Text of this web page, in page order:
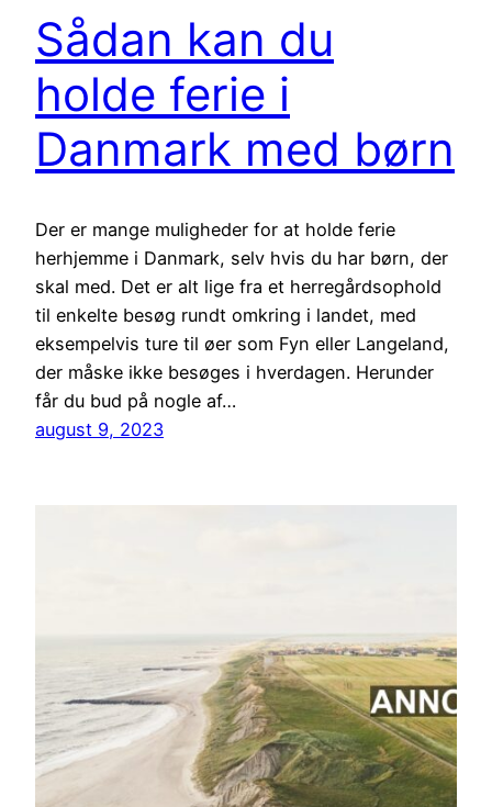
Sådan kan du
holde ferie i
Danmark med børn
Der er mange muligheder for at holde ferie
herhjemme i Danmark, selv hvis du har børn, der
skal med. Det er alt lige fra et herregårdsophold
til enkelte besøg rundt omkring i landet, med
eksempelvis ture til øer som Fyn eller Langeland,
der måske ikke besøges i hverdagen. Herunder
får du bud på nogle af…
august 9, 2023